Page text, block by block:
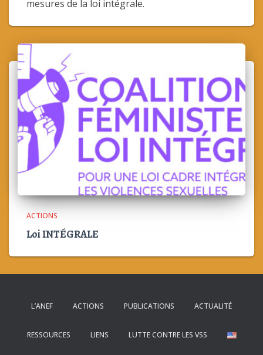
mesures de la loi intégrale.
ACTIONS
Loi INTÉGRALE
L’ANEF ACTIONS PUBLICATIONS ACTUALITÉ
RESSOURCES LIENS LUTTE CONTRE LES VSS